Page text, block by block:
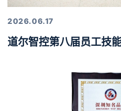
2026.06.17
道尔智控第八届员工技